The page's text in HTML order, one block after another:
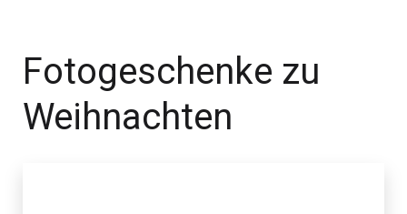
Fotogeschenke zu
Weihnachten